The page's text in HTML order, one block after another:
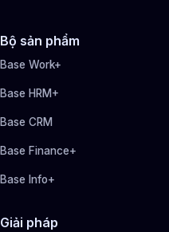
Bộ sản phẩm
Base Work+
Base HRM+
Base CRM
Base Finance+
Base Info+
Giải pháp